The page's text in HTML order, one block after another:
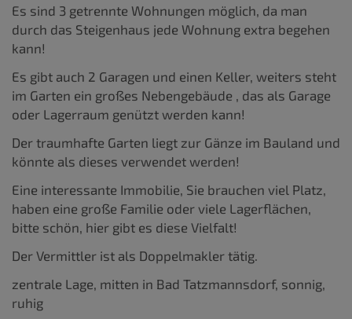
Es sind 3 getrennte Wohnungen möglich, da man
durch das Steigenhaus jede Wohnung extra begehen
kann!
Es gibt auch 2 Garagen und einen Keller, weiters steht
im Garten ein großes Nebengebäude , das als Garage
oder Lagerraum genützt werden kann!
Der traumhafte Garten liegt zur Gänze im Bauland und
könnte als dieses verwendet werden!
Eine interessante Immobilie, Sie brauchen viel Platz,
haben eine große Familie oder viele Lagerflächen,
bitte schön, hier gibt es diese Vielfalt!
Der Vermittler ist als Doppelmakler tätig.
zentrale Lage, mitten in Bad Tatzmannsdorf, sonnig,
ruhig